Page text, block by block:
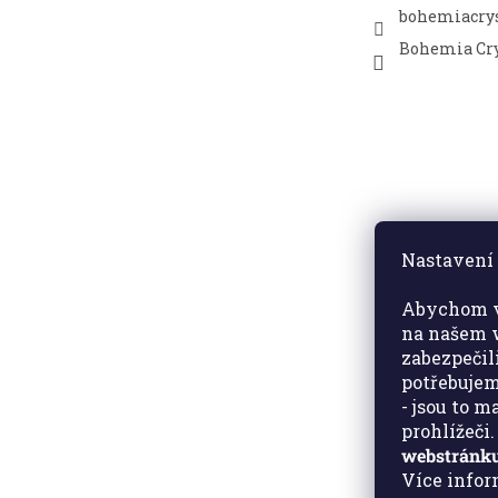
Nastavení
Abychom
na našem
- jsou to
prohlížeči.
Více
Bohemia